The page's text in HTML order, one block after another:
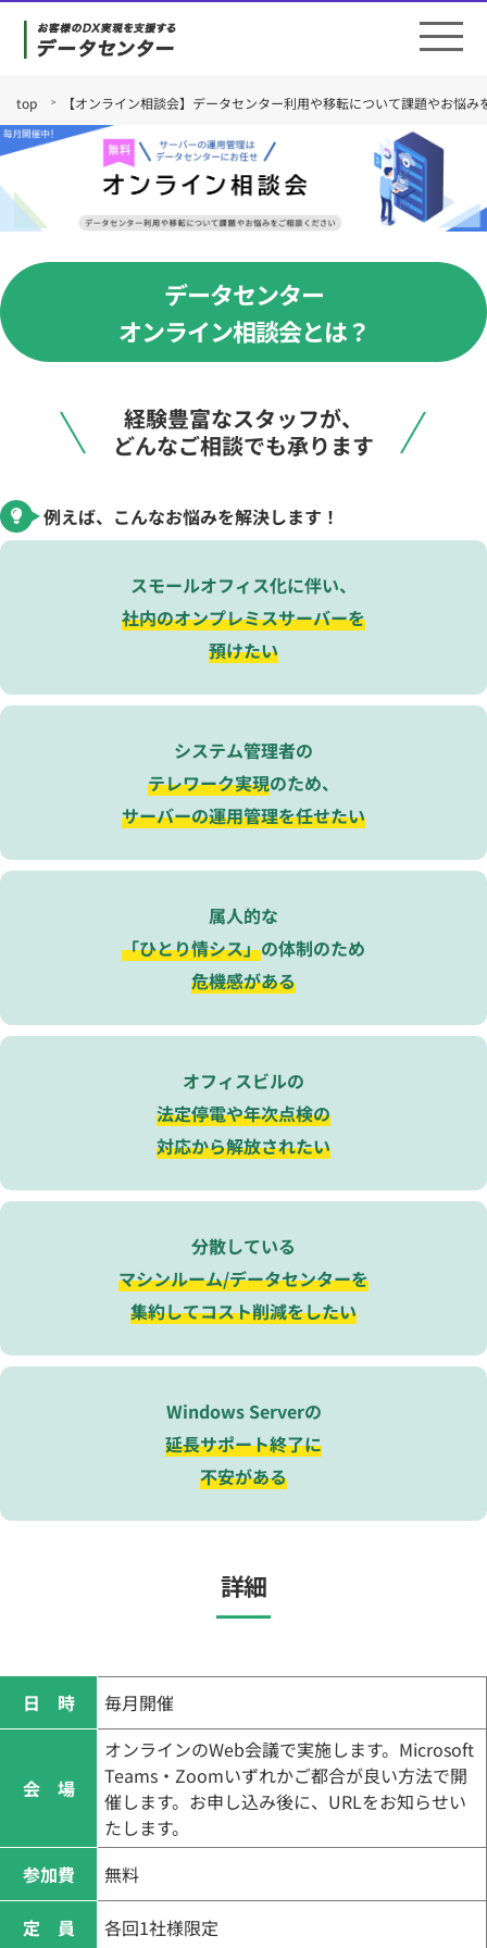
top 【オンライン相談会】データセンター利用や移転について課題やお悩み
データセンター
オンライン相談会とは？
経験豊富なスタッフが、
どんなご相談でも承ります
例えば、こんなお悩みを解決します！
スモールオフィス化に伴い、
社内のオンプレミスサーバーを
預けたい
システム管理者の
テレワーク実現のため、
サーバーの運用管理を任せたい
属人的な
「ひとり情シス」の体制のため
危機感がある
オフィスビルの
法定停電や年次点検の
対応から解放されたい
分散している
マシンルーム/データセンターを
集約してコスト削減をしたい
Windows Serverの
延長サポート終了に
不安がある
詳細
日 時 毎月開催
会 場
オンラインのWeb会議で実施します。Microsoft
Teams・Zoomいずれかご都合が良い方法で開
催します。お申し込み後に、URLをお知らせい
たします。
参加費
無料
定 員 各回1社様限定